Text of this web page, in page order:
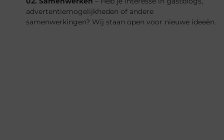
advertentiemogelijkheden of andere
samenwerkingen? Wij staan open voor nieuwe ideeën.